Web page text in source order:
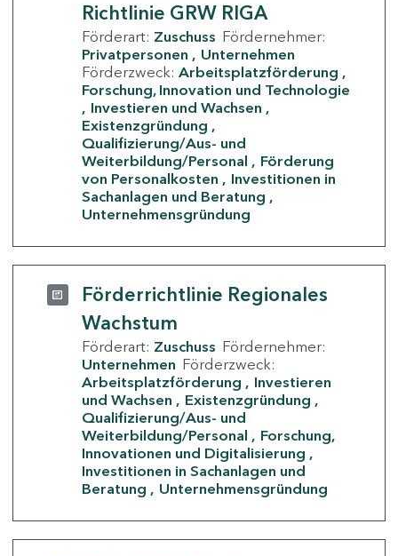
Richtlinie GRW RIGA
Förderart: Zuschuss Fördernehmer:
Privatpersonen
Unternehmen
Förderzweck: Arbeitsplatzförderung
Forschung, Innovation und Technologie
Investieren und Wachsen
Existenzgründung
Qualifizierung/Aus- und
Weiterbildung/Personal
Förderung
von Personalkosten
Investitionen in
Sachanlagen und Beratung
Unternehmensgründung
Förderrichtlinie Regionales
Wachstum
Förderart: Zuschuss Fördernehmer:
Unternehmen Förderzweck:
Arbeitsplatzförderung
Investieren
und Wachsen
Existenzgründung
Qualifizierung/Aus- und
Weiterbildung/Personal
Forschung,
Innovationen und Digitalisierung
Investitionen in Sachanlagen und
Beratung
Unternehmensgründung